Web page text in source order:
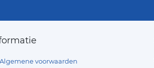
Algemene voorwaarden